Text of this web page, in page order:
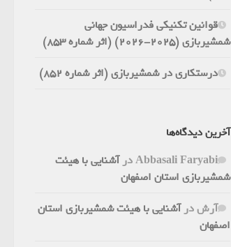
قوانین تکنیکی فدراسیون جهانی
شمشیربازی (2025-2026) (اثر شماره 853)
درستکاری در شمشیربازی (اثر شماره 852)
آخرین دیدگاه‌ها
Abbasali Faryabiدرآشنایی با هیئت
شمشیربازی استان اصفهان
آرشدرآشنایی با هیئت شمشیربازی استان
اصفهان